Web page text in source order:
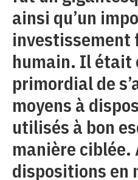
ainsi qu’un
investissement
humain. Il était
primordial de
moyens à
utilisés à bon
manière
dispositions en